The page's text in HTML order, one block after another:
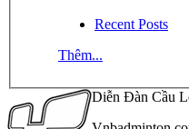
Recent Posts
Thêm...
Diễn Đàn Cầu